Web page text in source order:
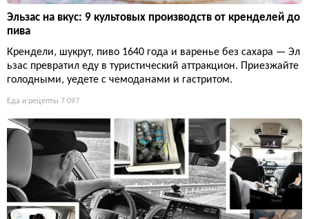
Эльзас на вкус: 9 культовых производств от кренделей до
пива
Крендели, шукрут, пиво 1640 года и варенье без сахара — Эл
ьзас превратил еду в туристический аттракцион. Приезжайте
голодными, уедете с чемоданами и гастритом.
Еда и рецепты 7 097